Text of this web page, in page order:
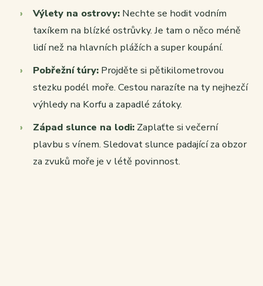
Výlety na ostrovy: Nechte se hodit vodním
taxíkem na blízké ostrůvky. Je tam o něco méně
lidí než na hlavních plážích a super koupání.
Pobřežní túry: Projděte si pětikilometrovou
stezku podél moře. Cestou narazíte na ty nejhezčí
výhledy na Korfu a zapadlé zátoky.
Západ slunce na lodi: Zaplaťte si večerní
plavbu s vínem. Sledovat slunce padající za obzor
za zvuků moře je v létě povinnost.